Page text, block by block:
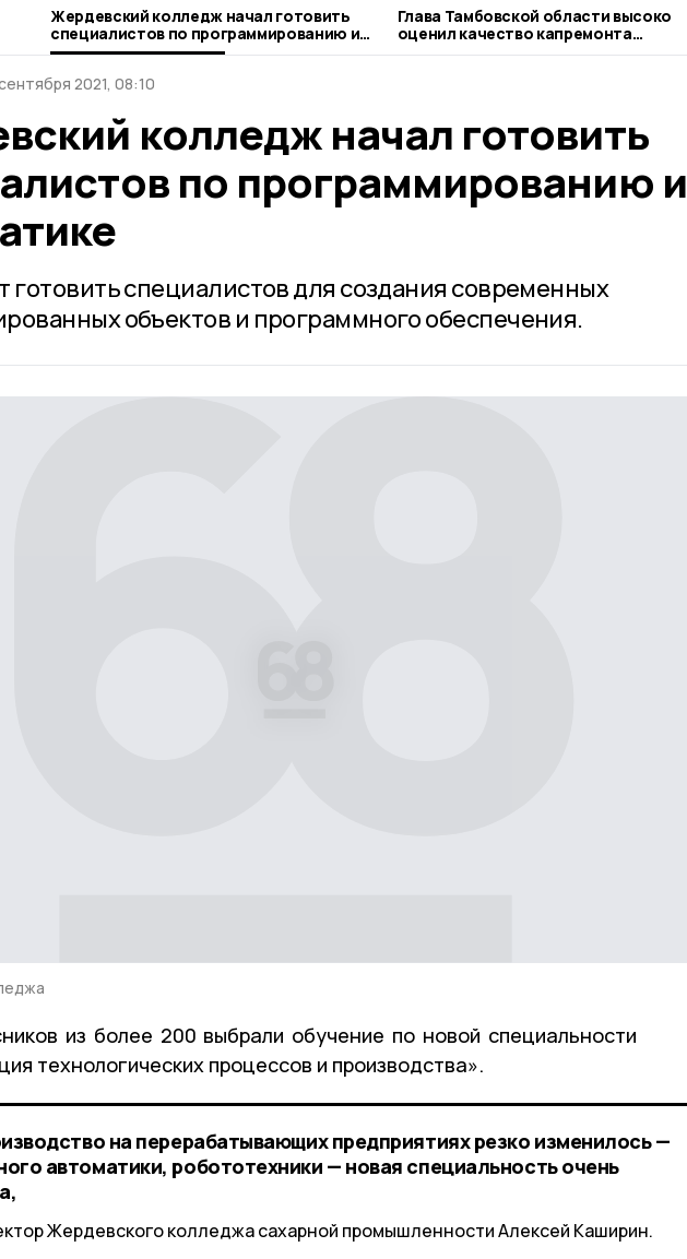
Жердевский колледж начал готовить
специалистов по программированию и
автоматике
Глава Тамбовской области высоко
оценил качество капремонта
Жердевской школы
2021, 08:10
колледж начал готовить
по программированию и
готовить специалистов для создания современных
объектов и программного обеспечения.
из более 200 выбрали обучение по новой специальности
технологических процессов и производства».
на перерабатывающих предприятиях резко изменилось —
автоматики, робототехники — новая специальность очень
Жердевского колледжа сахарной промышленности Алексей Каширин.